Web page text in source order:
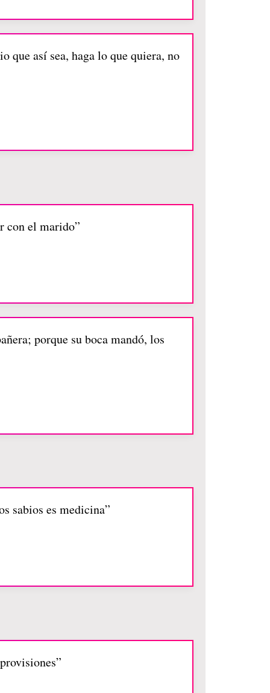
que así sea, haga lo que quiera, no
con el marido”
porque su boca mandó, los
sabios es medicina”